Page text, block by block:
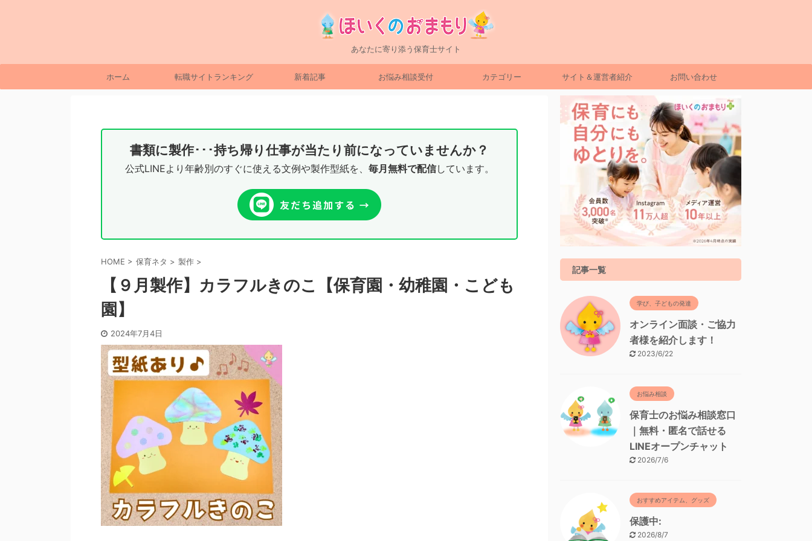
あなたに寄り添う保育士サイト
ホーム 転職サイトランキング 新着記事 お悩み相談受付 カテゴリー サイト＆運営者紹介 お問い合わせ
書類に製作･･･持ち帰り仕事が当たり前になっていませんか？
公式LINEより年齢別のすぐに使える文例や製作型紙を、 毎月無料で配信しています。
HOME > 保育ネタ > 製作 >
【９月製作】カラフルきのこ【保育園・幼稚園・こども
園】
2024年7月4日
記事一覧
学び、子どもの発達
オンライン面談・ご協力
者様を紹介します！
2023/6/22
お悩み相談
保育士のお悩み相談窓口
｜無料・匿名で話せる
LINEオープンチャット
2026/7/6
おすすめアイテム、グッズ
保護中:
2026/8/7